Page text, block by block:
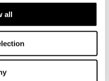
all
Confindustria Alberghi n.